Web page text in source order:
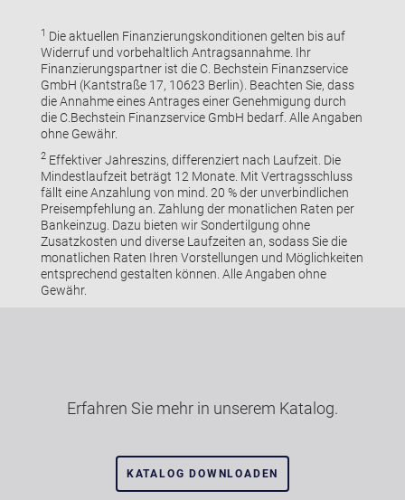
1 Die aktuellen Finanzierungskonditionen gelten bis auf
Widerruf und vorbehaltlich Antragsannahme. Ihr
Finanzierungspartner ist die C. Bechstein Finanzservice
GmbH (Kantstraße 17, 10623 Berlin). Beachten Sie, dass
die Annahme eines Antrages einer Genehmigung durch
die C.Bechstein Finanzservice GmbH bedarf. Alle Angaben
ohne Gewähr.
2Effektiver Jahreszins, differenziert nach Laufzeit. Die
Mindestlaufzeit beträgt 12 Monate. Mit Vertragsschluss
fällt eine Anzahlung von mind. 20 % der unverbindlichen
Preisempfehlung an. Zahlung der monatlichen Raten per
Bankeinzug. Dazu bieten wir Sondertilgung ohne
Zusatzkosten und diverse Laufzeiten an, sodass Sie die
monatlichen Raten Ihren Vorstellungen und Möglichkeiten
entsprechend gestalten können. Alle Angaben ohne
Gewähr.
Erfahren Sie mehr in unserem Katalog.
KATALOG DOWNLOADEN